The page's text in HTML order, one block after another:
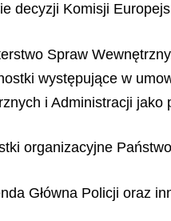
decyzji Komisji
Spraw
występujące w
i Administracji
organizacyjne
Główna Policji oraz